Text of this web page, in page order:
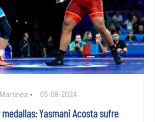
05-08-2024
Yasmani Acosta sufre